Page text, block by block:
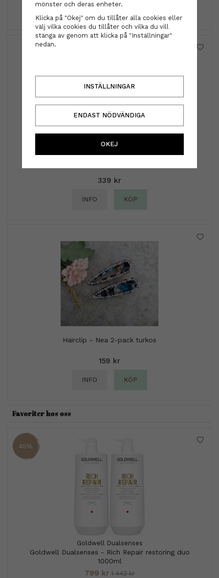
339 kr
INFO KÖP
Hairclip - Nea 2-pack turkos
159 kr
INFO KÖP
Favoriter hos oss
45%
Goldwell Dualsenses
Goldwell Dualsenses - Rich Repair restoring duo
1000ml
799 kr 1 442 kr
mönster och deras enheter.
Klicka på "Okej" om du tillåter alla cookies eller
välj vilka cookies du tillåter och vilka du vill
stänga av genom att klicka på "Inställningar"
nedan.
INSTÄLLNINGAR
ENDAST NÖDVÄNDIGA
OKEJ